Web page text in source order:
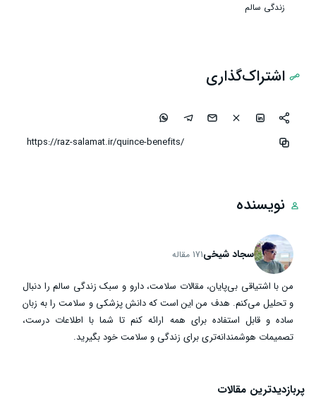
زندگی سالم
اشتراک‌گذاری
نویسنده
سجاد شیخی171 مقاله
من با اشتیاقی بی‌پایان، مقالات سلامت، دارو و سبک زندگی سالم را دنبال
و تحلیل می‌کنم. هدف من این است که دانش پزشکی و سلامت را به زبان
ساده و قابل استفاده برای همه ارائه کنم تا شما با اطلاعات درست،
تصمیمات هوشمندانه‌تری برای زندگی و سلامت خود بگیرید.
پربازدیدترین مقالات